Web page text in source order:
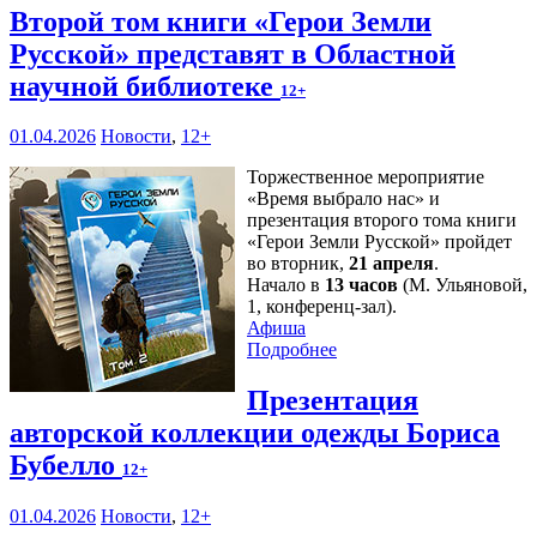
Второй том книги «Герои Земли
Русской» представят в Областной
научной библиотеке 12+
01.04.2026 Новости, 12+
Торжественное мероприятие
«Время выбрало нас» и
презентация второго тома книги
«Герои Земли Русской» пройдет
во вторник, 21 апреля.
Начало в 13 часов (М. Ульяновой,
1, конференц-зал).
Афиша
Подробнее
Презентация
авторской коллекции одежды Бориса
Бубелло 12+
01.04.2026 Новости, 12+